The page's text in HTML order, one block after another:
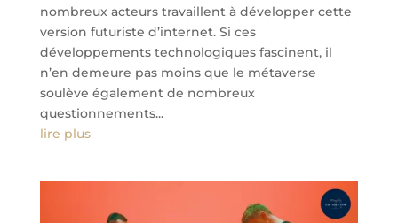
nombreux acteurs travaillent à développer cette
version futuriste d’internet. Si ces
développements technologiques fascinent, il
n’en demeure pas moins que le métaverse
soulève également de nombreux
questionnements...
lire plus